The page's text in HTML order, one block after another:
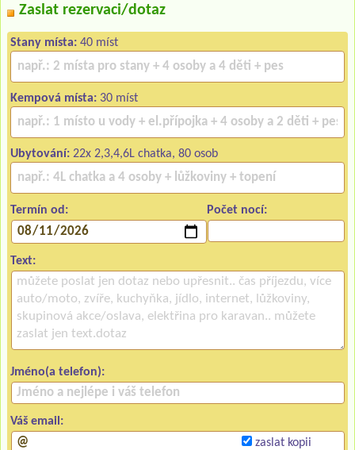
Zaslat rezervaci/dotaz
Stany místa: 40 míst
Kempová místa: 30 míst
Ubytování: 22x 2,3,4,6L chatka, 80 osob
Termín od: Počet nocí:
Text:
Jméno(a telefon):
Váš email:
zaslat kopii